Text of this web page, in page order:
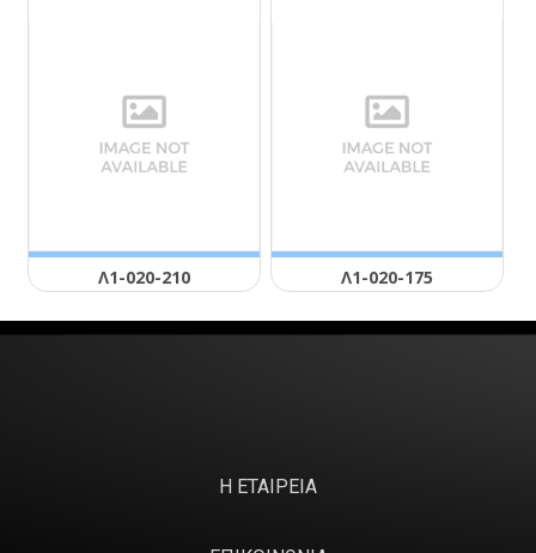
Λ1-020-210 Λ1-020-175
Η ΕΤΑΙΡΕΙΑ